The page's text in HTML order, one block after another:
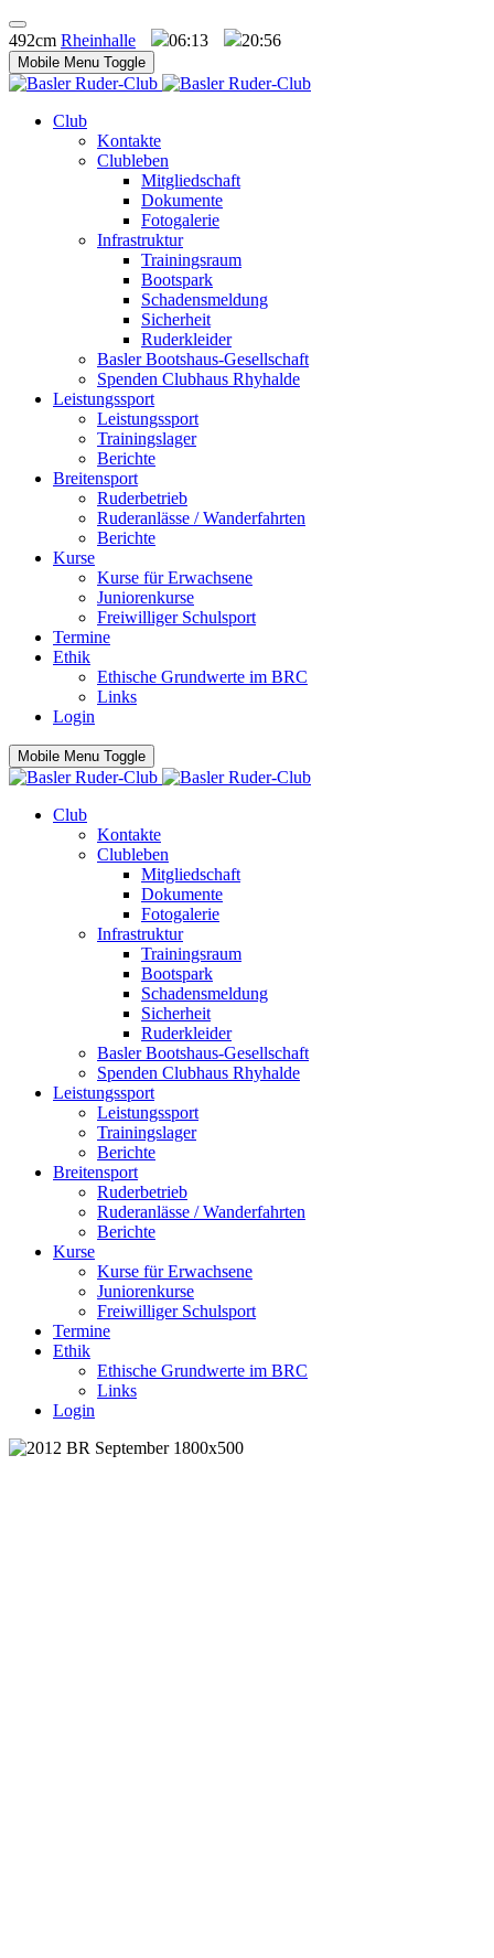
492cm Rheinhalle 06:13 20:56
Mobile Menu Toggle
Club
Kontakte
Clubleben
Mitgliedschaft
Dokumente
Fotogalerie
Infrastruktur
Trainingsraum
Bootspark
Schadensmeldung
Sicherheit
Ruderkleider
Basler Bootshaus-Gesellschaft
Spenden Clubhaus Rhyhalde
Leistungssport
Leistungssport
Trainingslager
Berichte
Breitensport
Ruderbetrieb
Ruderanlässe / Wanderfahrten
Berichte
Kurse
Kurse für Erwachsene
Juniorenkurse
Freiwilliger Schulsport
Termine
Ethik
Ethische Grundwerte im BRC
Links
Login
Mobile Menu Toggle
Club
Kontakte
Clubleben
Mitgliedschaft
Dokumente
Fotogalerie
Infrastruktur
Trainingsraum
Bootspark
Schadensmeldung
Sicherheit
Ruderkleider
Basler Bootshaus-Gesellschaft
Spenden Clubhaus Rhyhalde
Leistungssport
Leistungssport
Trainingslager
Berichte
Breitensport
Ruderbetrieb
Ruderanlässe / Wanderfahrten
Berichte
Kurse
Kurse für Erwachsene
Juniorenkurse
Freiwilliger Schulsport
Termine
Ethik
Ethische Grundwerte im BRC
Links
Login